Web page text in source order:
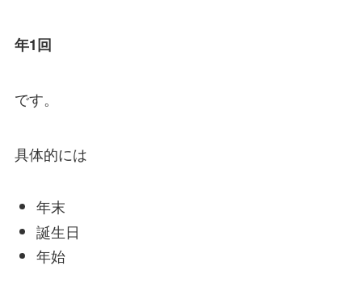
年1回
です。
具体的には
年末
誕生日
年始